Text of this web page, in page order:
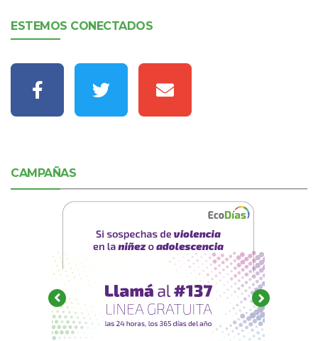
ESTEMOS CONECTADOS
CAMPAÑAS